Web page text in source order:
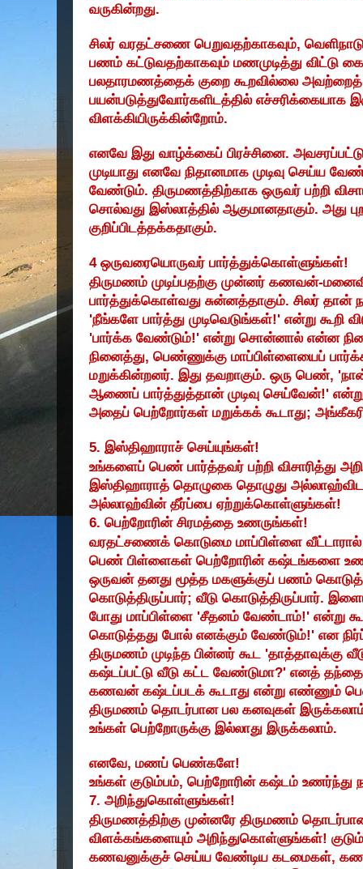
வருகின்றது.
சிலர் வரதட்சணை பெறுவதற்காகவும்,
பணம் கட்டுவதற்காகவும் மணமுடித்து விட்டு கை
பலதாரமணத்தைக் குறை கூறவில்லை
பயன்படுத்துவோர்களிடத்தில் எச்சரிக்கையாக
விளக்கியிருக்கின்றோம்.
எனவே இது வாழ்க்கைப் பிரச்சினை. அவசரப்பட்டு
முடியாது எனவே நிதானமாக முடிவு செய்ய
வேண்டும். திருமணத்திற்காக ஒருவர் பற்றி
சொல்வது இஸ்லாத்தில் ஆகுமானதாகும். அது
குறிப்பிடத்தக்கதாகும்.
4 ஒருவரையொருவர் பார்த்துக்கொள்ளுங்கள்!
திருமணம் முடிப்பதற்கு முன்னர் கணவன்-
பார்த்துக்கொள்வது சுன்னத்தாகும். சிலர் தான்
'நீங்களே பார்த்து முடிவெடுங்கள்!' என்று கூறி
'பார்க்க வேண்டும்!' என்று சொன்னால் என்ன
நினைத்து, பெண்ணுக்கு மாப்பிள்ளையைப்
மறுக்கின்றனர். இது தவறாகும். ஒரு பெண், '
ஆணைப் பார்த்துத்தான் முடிவு செய்வேன்!'
அதைப் பெற்றோர்கள் மறுக்கக் கூடாது;
5. இஸ்திஹாராச் செய்யுங்கள்!
உங்களைப் பெண் பார்த்தவர் பற்றி விசாரித்து
இஸ்திஹாராத் தொழுகை தொழுது
அல்லாஹ்வின் தீர்ப்பை ஏற்றுக்கொள்ளுங்கள்!
6. பெற்றோரின் சிரமத்தை உணருங்கள்!
வரதட்சணைக் கொடுமை மாப்பிள்ளை வீட்டாரால்
பெண் பிள்ளைகள் பெற்றோரின் கஷ்டங்களை
ஒருவன் தனது மூத்த மகளுக்குப் பணம்
கொடுத்திருப்பார்; வீடு கொடுத்திருப்பார்.
போது மாப்பிள்ளை 'சீதனம் வேண்டாம்!' என்று
கொடுத்தது போல் எனக்கும் வேண்டும்!' என
திருமணம் முடிந்த பின்னர் கூட 'தாத்தாவுக்கு
கஷ்டப்பட்டு வீடு கட்ட வேண்டுமா?' எனத்
கணவன் கஷ்டப்படக் கூடாது என்று எண்ணும்
திருமணம் தொடர்பான பல கனவுகள்
உங்கள் பெற்றோருக்கு இல்லாது இருக்கலாம்.
எனவே, மணப் பெண்களே!
உங்கள் குடும்பம், பெற்றோரின் கஷ்டம் உணர்ந்து
7. அறிந்துகொள்ளுங்கள்!
திருமணத்திற்கு முன்னரே திருமணம்
விளக்கங்களையும் அறிந்துகொள்ளுங்கள்!
கணவனுக்குச் செய்ய வேண்டிய கடமைகள்,